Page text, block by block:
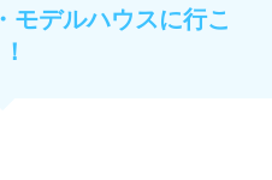
モデルハウスに行こ